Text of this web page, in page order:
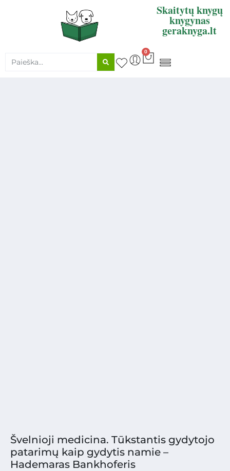
Skaitytų knygų
knygynas
geraknyga.lt
0
Švelnioji medicina. Tūkstantis gydytojo
patarimų kaip gydytis namie –
Hademaras Bankhoferis